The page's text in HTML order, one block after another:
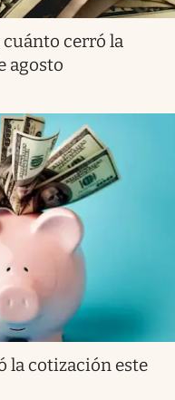
cuánto cerró la
agosto
la cotización este